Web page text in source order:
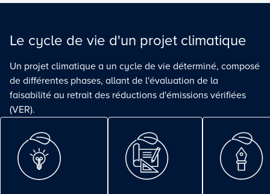
Le cycle de vie d'un projet climatique
Un projet climatique a un cycle de vie déterminé, composé
de différentes phases, allant de l'évaluation de la
faisabilité au retrait des réductions d'émissions vérifiées
(VER).